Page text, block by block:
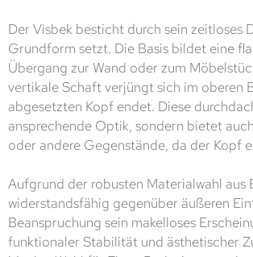
Der Visbek besticht durch sein zeitloses
Grundform setzt. Die Basis bildet eine
Übergang zur Wand oder zum
vertikale Schaft verjüngt sich im oberen
abgesetzten Kopf endet. Diese
ansprechende Optik, sondern bietet
oder andere Gegenstände, da der Kopf
Aufgrund der robusten Materialwahl aus
widerstandsfähig gegenüber äußeren
Beanspruchung sein makelloses
funktionaler Stabilität und ästhetischer